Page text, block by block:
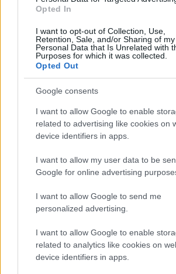
Opted In
I want to opt-out of Collection, Use,
Retention, Sale, and/or Sharing of my
Personal Data that Is Unrelated with
Purposes for which it was collected.
Opted Out
Google consents
I want to allow Google to enable
related to advertising like cookies on
device identifiers in apps.
I want to allow my user data to be
Google for online advertising
I want to allow Google to send me
personalized advertising.
I want to allow Google to enable
related to analytics like cookies on
device identifiers in apps.
tecnici dal primo box di un
redazione sostiene un
alle prove su pista, cura il
cronaca' e conserva i fogli di
debutto tecnico in autodromo.